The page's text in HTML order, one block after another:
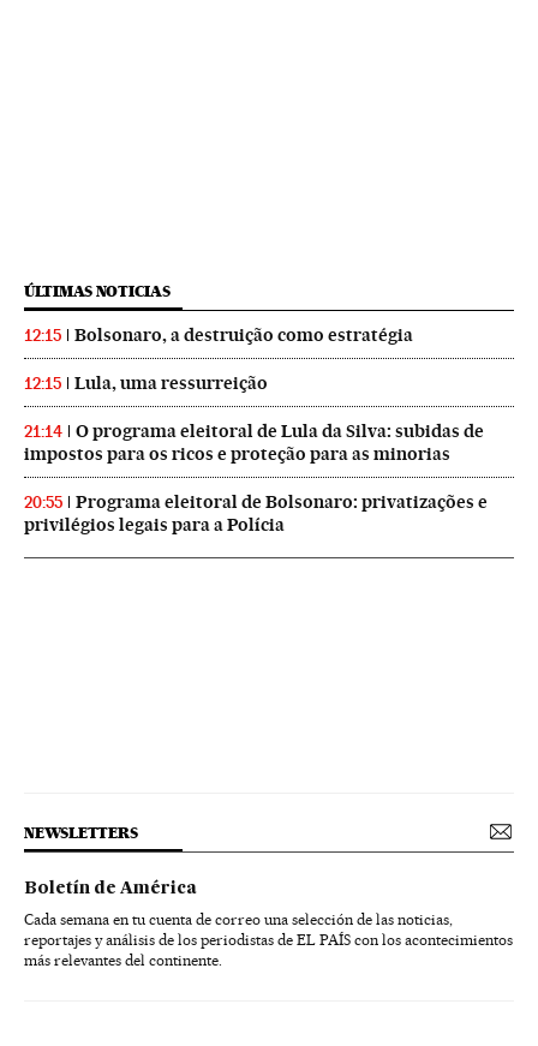
ÚLTIMAS NOTICIAS
12:15 Bolsonaro, a destruição como estratégia
12:15 Lula, uma ressurreição
21:14
O programa eleitoral de Lula da Silva: subidas de
impostos para os ricos e proteção para as minorias
20:55
Programa eleitoral de Bolsonaro: privatizações e
privilégios legais para a Polícia
NEWSLETTERS
Boletín de América
Cada semana en tu cuenta de correo una selección de las noticias,
reportajes y análisis de los periodistas de EL PAÍS con los acontecimientos
más relevantes del continente.